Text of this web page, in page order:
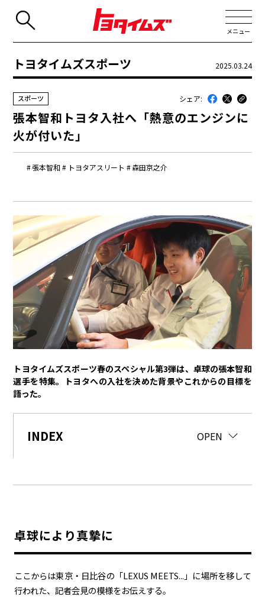
メニュー
JP
最近のトヨタ
連載
コラム
トヨタイムズニュース
トヨタイムズビジネス
トヨタイムズスポーツ
トヨタイムズPodcast
SDGs
経営
スポーツ
クルマ
テクノロジー
カーボンニュートラル 水素エンジン BEV 燃料電池車（FCEV）
Woven City
トヨタイムズスポーツ 2025.03.24
張本智和 トヨタアスリート 森田京之介
スポーツ シェア:
張本智和トヨタ入社へ「熱意のエンジンに
火が付いた」
トヨタイムズスポーツ春のスペシャル第3弾は、卓球の張本智和
選手を特集。トヨタへの入社を決めた背景やこれからの目標を
語った。
INDEX OPEN
CLOSE
卓球により真摯に
ここからは東京・日比谷の「LEXUS MEETS... 」に場所を移して
行われた、記者会見の模様をお伝えする。